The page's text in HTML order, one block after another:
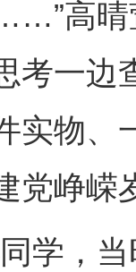
高晴
考一边
实物、
党峥嵘
，当